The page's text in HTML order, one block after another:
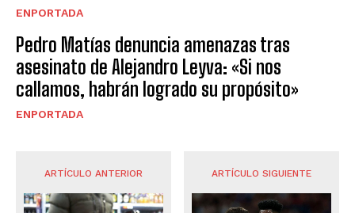
ENPORTADA
Pedro Matías denuncia amenazas tras
asesinato de Alejandro Leyva: «Si nos
callamos, habrán logrado su propósito»
ENPORTADA
ARTÍCULO ANTERIOR ARTÍCULO SIGUIENTE